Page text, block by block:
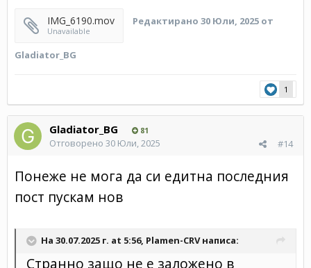
IMG_6190.mov
Unavailable
Редактирано 30 Юли, 2025 от
Gladiator_BG
1
Gladiator_BG 81
#14
Отговорено 30 Юли, 2025
Понеже не мога да си едитна последния
пост пускам нов
На 30.07.2025 г. at 5:56, Plamen-CRVнаписа:
Странно защо не е заложено в